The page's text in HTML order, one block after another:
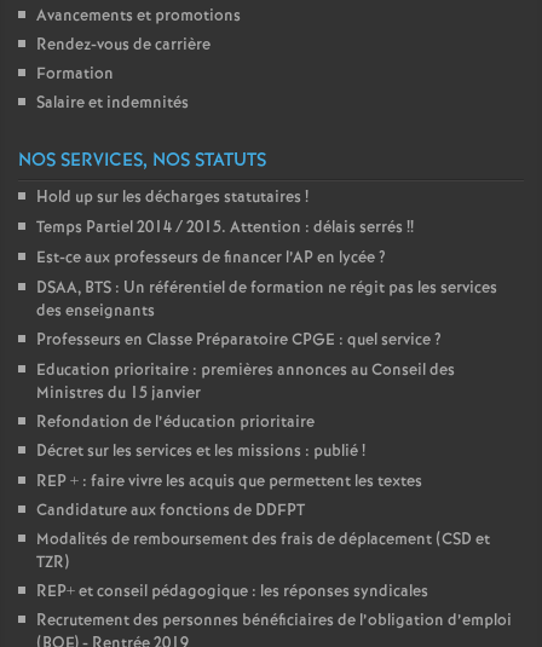
n
s
T
o
s
Avancements et promotions
Rendez-vous de carrière
Formation
Salaire et indemnités
NOS SERVICES, NOS STATUTS
Hold up sur les décharges statutaires !
Temps Partiel 2014 / 2015. Attention : délais serrés !!
Est-ce aux professeurs de financer l’AP en lycée?
DSAA, BTS : Un référentiel de formation ne régit pas les services
des enseignants
Professeurs en Classe Préparatoire CPGE : quel service?
Education prioritaire : premières annonces au Conseil des
Ministres du 15 janvier
Refondation de l’éducation prioritaire
Décret sur les services et les missions : publié!
REP + : faire vivre les acquis que permettent les textes
Candidature aux fonctions de DDFPT
Modalités de remboursement des frais de déplacement (CSD et
TZR)
REP+ et conseil pédagogique : les réponses syndicales
Recrutement des personnes bénéficiaires de l’obligation d’emploi